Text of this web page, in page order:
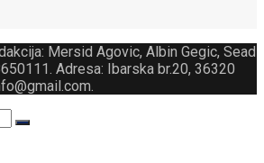
Mersid Agovic, Albin Gegic, Sead
Adresa: Ibarska br.20, 36320
.